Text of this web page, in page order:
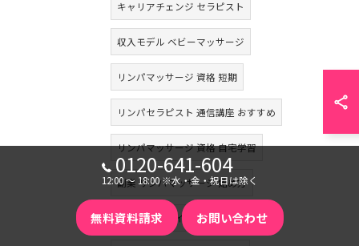
キャリアチェンジ セラピスト
収入モデル ベビーマッサージ
リンパマッサージ 資格 短期
リンパセラピスト 通信講座 おすすめ
リンパマッサージ 資格 自宅学習
副業 リンパマッサージ 始め方
リンパリファインセラピー 資格
0120-641-604
12:00 〜 18:00 ※水・金・祝日は除く
無料資料請求 お問い合わせ